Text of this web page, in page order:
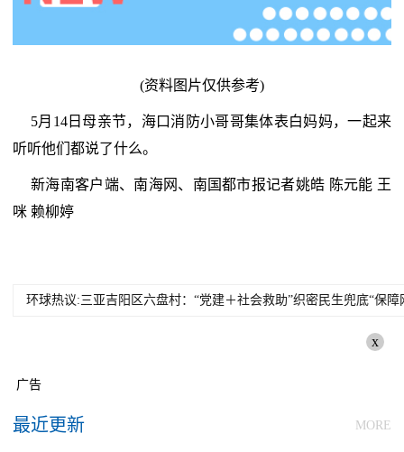
(资料图片仅供参考)
5月14日母亲节，海口消防小哥哥集体表白妈妈，一起来
听听他们都说了什么。
新海南客户端、南海网、南国都市报记者姚皓 陈元能 王
咪 赖柳婷
环球热议:三亚吉阳区六盘村：“党建＋社会救助”织密民生兜底“保障
x
广告
最近更新 MORE